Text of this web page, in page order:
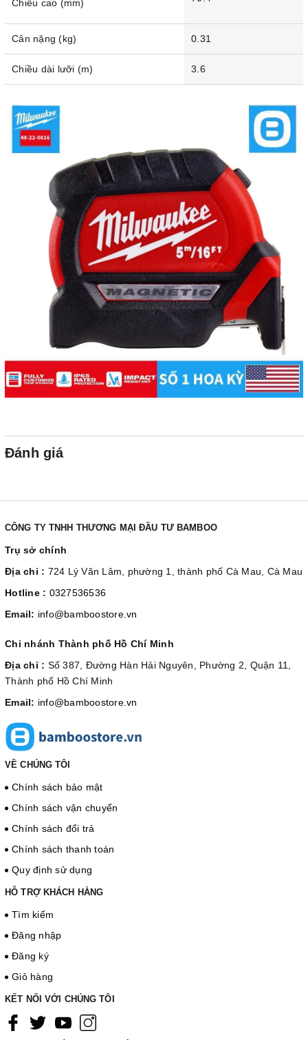
Chiều cao (mm)
Cân nặng (kg) 0.31
Chiều dài lưỡi (m) 3.6
Đánh giá
CÔNG TY TNHH THƯƠNG MẠI ĐẦU TƯ BAMBOO
Trụ sở chính
Địa chỉ : 724 Lý Văn Lâm, phường 1, thành phố Cà Mau, Cà Mau
Hotline : 0327536536
Email: info@bamboostore.vn
Chi nhánh Thành phố Hồ Chí Minh
Địa chỉ : Số 387, Đường Hàn Hải Nguyên, Phường 2, Quận 11,
Thành phố Hồ Chí Minh
Email: info@bamboostore.vn
VỀ CHÚNG TÔI
Chính sách bảo mật
Chính sách vận chuyển
Chính sách đổi trả
Chính sách thanh toán
Quy định sử dụng
HỖ TRỢ KHÁCH HÀNG
Tìm kiếm
Đăng nhập
Đăng ký
Giỏ hàng
KẾT NỐI VỚI CHÚNG TÔI